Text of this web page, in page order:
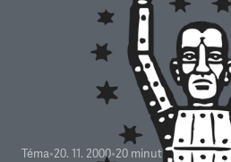
Téma•20. 11. 2000•20 minut